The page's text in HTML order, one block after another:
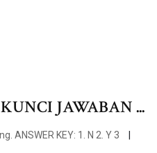
JAWABAN ...
ANSWER KEY: 1. N 2. Y 3